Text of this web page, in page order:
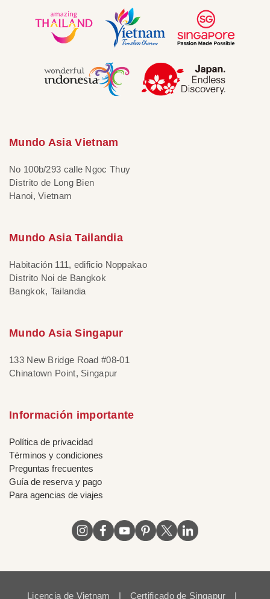
Mundo Asia Vietnam
No 100b/293 calle Ngoc Thuy
Distrito de Long Bien
Hanoi, Vietnam
Mundo Asia Tailandia
Habitación 111, edificio Noppakao
Distrito Noi de Bangkok
Bangkok, Tailandia
Mundo Asia Singapur
133 New Bridge Road #08-01
Chinatown Point, Singapur
Información importante
Política de privacidad
Términos y condiciones
Preguntas frecuentes
Guía de reserva y pago
Para agencias de viajes
Licencia de Vietnam | Certificado de Singapur |